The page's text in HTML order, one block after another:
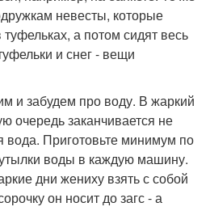
невесты, которые
а потом сидят весь
и снег - вещи
и забудем про воду. В жаркий
очередь заканчивается не
вода. Приготовьте минимум по
воды в каждую машину.
дни жениху взять с собой
он носит до загс - а